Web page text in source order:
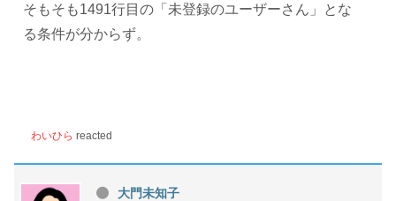
そもそも1491行目の「未登録のユーザーさん」とな
る条件が分からず。
わいひら reacted
大門未知子